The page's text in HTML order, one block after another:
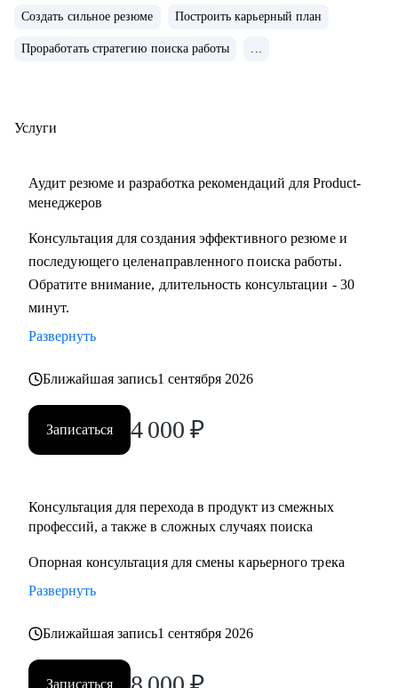
• Подготовить к собеседованиям, тестовым и самой работе.
ваших текущих скиллов.
• Найти зону кратного роста для вашего продукта, помочь
вашего продукта и бизнеса
Кому могу помочь:
• Начинающим карьеру продакта.
• Профессионалам из смежных отраслей (маркетинг,
развитие бизнеса, дизайн), переходящим в управление
продуктом.
• Владельцам стартапа.
Создать сильное резюме Построить карьерный план
Проработать стратегию поиска работы ...
Услуги
Аудит резюме и разработка рекомендаций для Product-
менеджеров
Консультация для создания эффективного резюме и
последующего целенаправленного поиска работы.
Обратите внимание, длительность консультации - 30
минут.
Развернуть
Ближайшая запись1 сентября 2026
Записаться 4 000 ₽
Консультация для перехода в продукт из смежныx
профессий, а также в сложных случаях поиска
Опорная консультация для смены карьерного трека
Развернуть
Ближайшая запись1 сентября 2026
Записаться